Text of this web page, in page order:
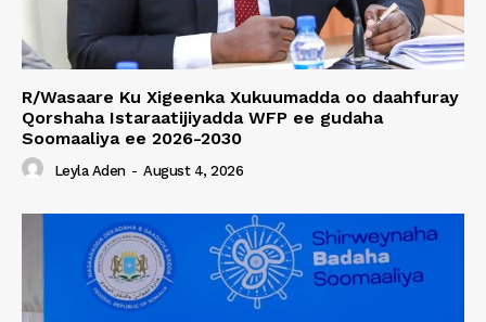
R/Wasaare Ku Xigeenka Xukuumadda oo daahfuray
Qorshaha Istaraatijiyadda WFP ee gudaha
Soomaaliya ee 2026-2030
Leyla Aden - August 4, 2026